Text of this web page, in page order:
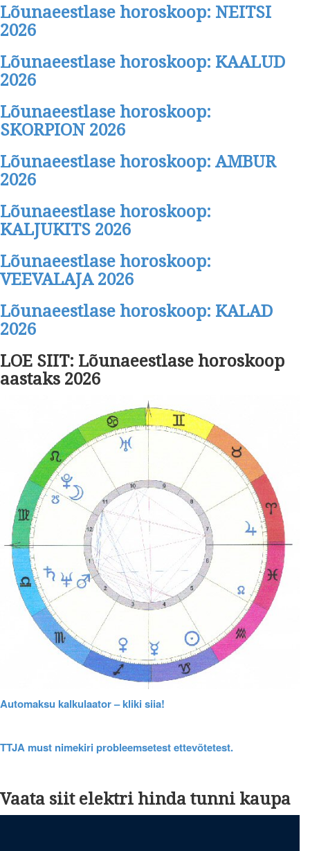
Lõunaeestlase horoskoop: NEITSI
2026
Lõunaeestlase horoskoop: KAALUD
2026
Lõunaeestlase horoskoop:
SKORPION 2026
Lõunaeestlase horoskoop: AMBUR
2026
Lõunaeestlase horoskoop:
KALJUKITS 2026
Lõunaeestlase horoskoop:
VEEVALAJA 2026
Lõunaeestlase horoskoop: KALAD
2026
LOE SIIT: Lõunaeestlase horoskoop
aastaks 2026
Automaksu kalkulaator – kliki siia!
TTJA must nimekiri probleemsetest ettevõtetest.
Vaata siit elektri hinda tunni kaupa